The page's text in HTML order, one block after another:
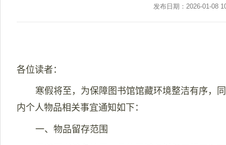
发布日期：2026-01-08
各位读者：
寒假将至，为保障图书馆馆藏环境整洁有序，
内个人物品相关事宜通知如下：
一、物品留存范围